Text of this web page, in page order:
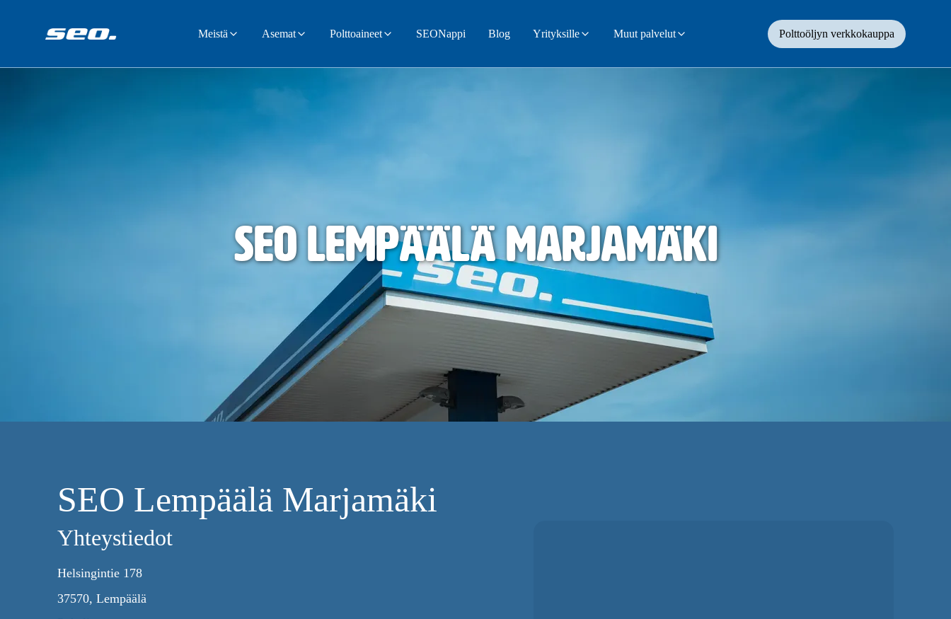
Meistä Asemat Polttoaineet SEONappi Blog Yrityksille Muut palvelut Polttoöljyn verkkokauppa
SEO Lempäälä Marjamäki
SEO Lempäälä Marjamäki
Yhteystiedot
Helsingintie 178
37570, Lempäälä